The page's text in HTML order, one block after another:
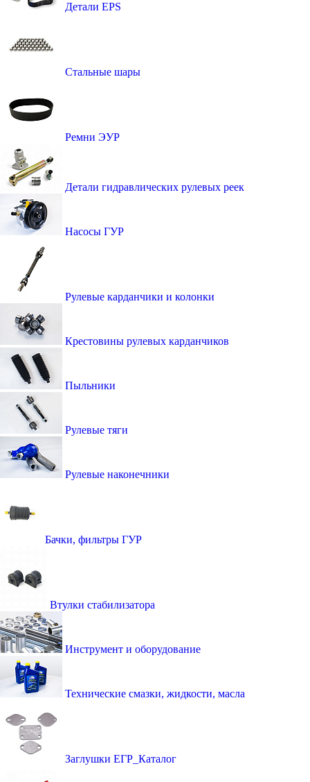
Детали EPS
Стальные шары
Ремни ЭУР
Детали гидравлических рулевых реек
Насосы ГУР
Рулевые карданчики и колонки
Крестовины рулевых карданчиков
Пыльники
Рулевые тяги
Рулевые наконечники
Бачки, фильтры ГУР
Втулки стабилизатора
Инструмент и оборудование
Технические смазки, жидкости, масла
Заглушки ЕГР_Каталог